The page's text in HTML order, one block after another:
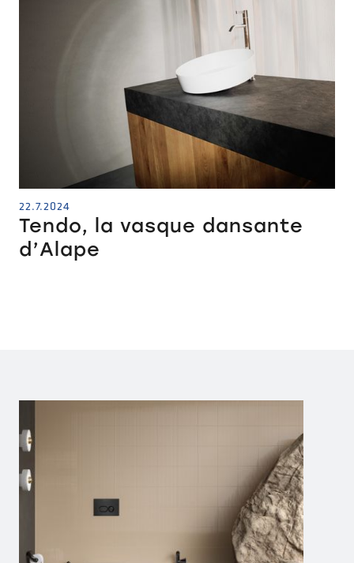
22.7.2024
Tendo, la vasque dansante
d’Alape